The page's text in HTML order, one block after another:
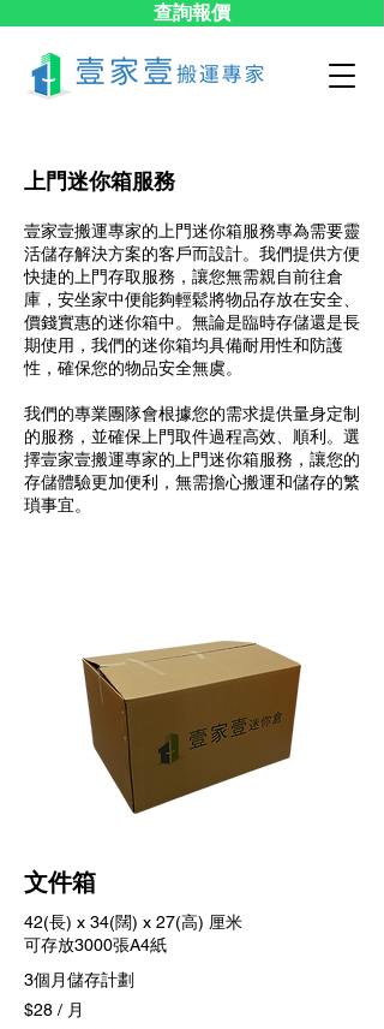
查詢報價
上門迷你箱服務
壹家壹搬運專家的上門迷你箱服務專為需要靈
活儲存解決方案的客戶而設計。我們提供方便
快捷的上門存取服務，讓您無需親自前往倉
庫，安坐家中便能夠輕鬆將物品存放在安全、
價錢實惠的迷你箱中。無論是臨時存儲還是長
期使用，我們的迷你箱均具備耐用性和防護
性，確保您的物品安全無虞。
我們的專業團隊會根據您的需求提供量身定制
的服務，並確保上門取件過程高效、順利。選
擇壹家壹搬運專家的上門迷你箱服務，讓您的
存儲體驗更加便利，無需擔心搬運和儲存的繁
瑣事宜。
​文件箱
42(長) x 34(闊) x 27(高) 厘米
可存放3000張A4紙
3個月儲存計劃
$28 / 月